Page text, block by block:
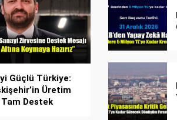
Güçlü Türkiye:
Üretim
Tam Destek